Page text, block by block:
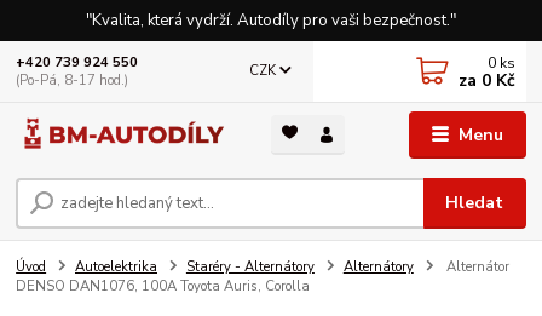
"Kvalita, která vydrží. Autodíly pro vaši bezpečnost."
Menu
CZK
Hledat
+420 739 924 550
(Po-Pá, 8-17 hod.)
0 ks
za 0 Kč
Úvod Autoelektrika Staréry - Alternátory Alternátory
Alternátor
DENSO DAN1076, 100A Toyota Auris, Corolla